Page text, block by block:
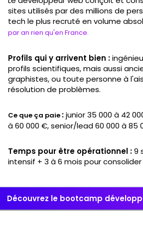
sites utilisés par des millions de
tech le plus recruté en volume
par an rien qu'en France.
Profils qui y arrivent bien :
profils scientifiques, mais aussi
graphistes, ou toute personne à
résolution de problèmes.
Ce que ça paie :junior 35 000 à 42
à 60 000 €, senior/lead 60 000 à 85
Temps pour être opérationnel :9
intensif + 3 à 6 mois pour
Découvrez le bootcamp